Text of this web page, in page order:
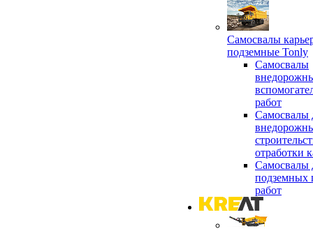
Самосвалы
подземные Tonly
Самосвалы
работ
Самосвалы
отработки
Самосвалы
подземных
работ